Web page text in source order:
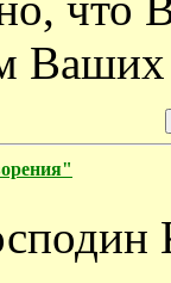
Ваших